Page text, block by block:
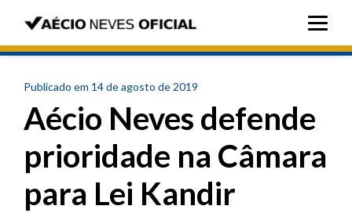
Publicado em 14 de agosto de 2019
Aécio Neves defende
prioridade na Câmara
para Lei Kandir